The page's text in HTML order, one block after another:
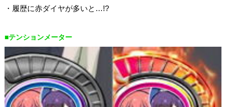
・履歴に赤ダイヤが多いと…!?
■テンションメーター